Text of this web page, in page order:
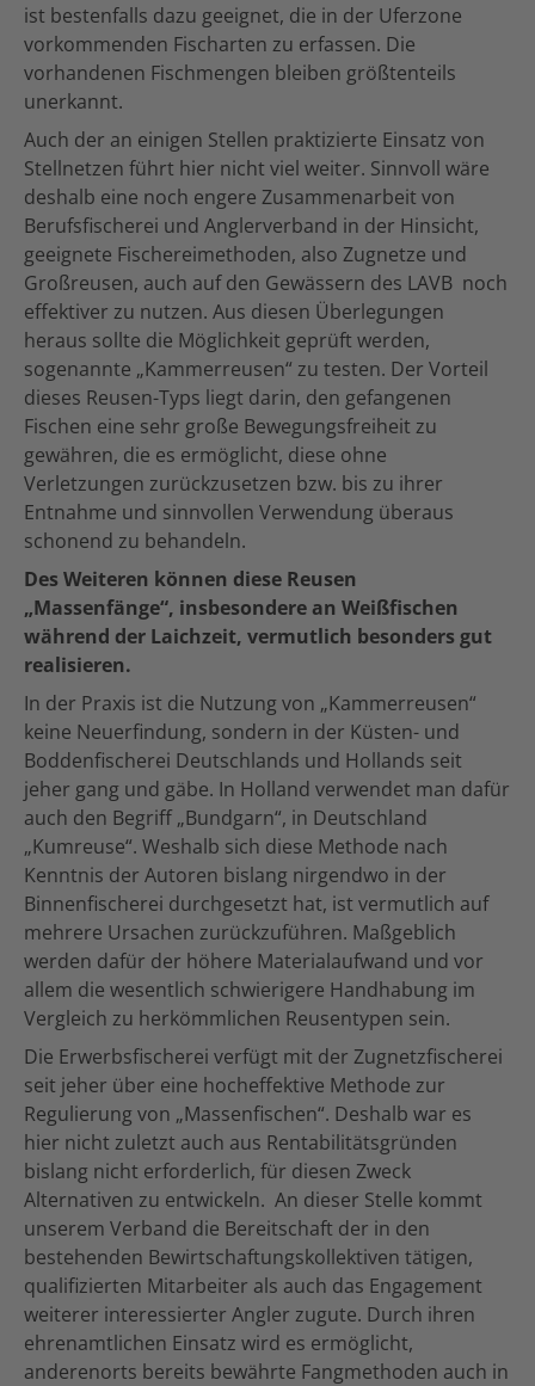
ist bestenfalls dazu geeignet, die in der Uferzone
vorkommenden Fischarten zu erfassen. Die
vorhandenen Fischmengen bleiben größtenteils
unerkannt.
Auch der an einigen Stellen praktizierte Einsatz von
Stellnetzen führt hier nicht viel weiter. Sinnvoll wäre
deshalb eine noch engere Zusammenarbeit von
Berufsfischerei und Anglerverband in der Hinsicht,
geeignete Fischereimethoden, also Zugnetze und
Großreusen, auch auf den Gewässern des LAVB noch
effektiver zu nutzen. Aus diesen Überlegungen
heraus sollte die Möglichkeit geprüft werden,
sogenannte „Kammerreusen“ zu testen. Der Vorteil
dieses Reusen-Typs liegt darin, den gefangenen
Fischen eine sehr große Bewegungsfreiheit zu
gewähren, die es ermöglicht, diese ohne
Verletzungen zurückzusetzen bzw. bis zu ihrer
Entnahme und sinnvollen Verwendung überaus
schonend zu behandeln.
Des Weiteren können diese Reusen
„Massenfänge“, insbesondere an Weißfischen
während der Laichzeit, vermutlich besonders gut
realisieren.
In der Praxis ist die Nutzung von „Kammerreusen“
keine Neuerfindung, sondern in der Küsten- und
Boddenfischerei Deutschlands und Hollands seit
jeher gang und gäbe. In Holland verwendet man dafür
auch den Begriff „Bundgarn“, in Deutschland
„Kumreuse“. Weshalb sich diese Methode nach
Kenntnis der Autoren bislang nirgendwo in der
Binnenfischerei durchgesetzt hat, ist vermutlich auf
mehrere Ursachen zurückzuführen. Maßgeblich
werden dafür der höhere Materialaufwand und vor
allem die wesentlich schwierigere Handhabung im
Vergleich zu herkömmlichen Reusentypen sein.
Die Erwerbsfischerei verfügt mit der Zugnetzfischerei
seit jeher über eine hocheffektive Methode zur
Regulierung von „Massenfischen“. Deshalb war es
hier nicht zuletzt auch aus Rentabilitätsgründen
bislang nicht erforderlich, für diesen Zweck
Alternativen zu entwickeln. An dieser Stelle kommt
unserem Verband die Bereitschaft der in den
bestehenden Bewirtschaftungskollektiven tätigen,
qualifizierten Mitarbeiter als auch das Engagement
weiterer interessierter Angler zugute. Durch ihren
ehrenamtlichen Einsatz wird es ermöglicht,
anderenorts bereits bewährte Fangmethoden auch in